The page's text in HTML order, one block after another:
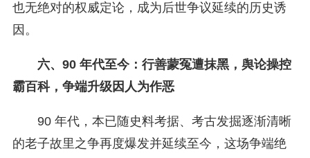
也无绝对的权威定论，成为后世争议延续的历史诱
因。
六、90 年代至今：行善蒙冤遭抹黑，舆论操控
霸百科，争端升级因人为作恶
90 年代，本已随史料考据、考古发掘逐渐清晰
的老子故里之争再度爆发并延续至今，这场争端绝